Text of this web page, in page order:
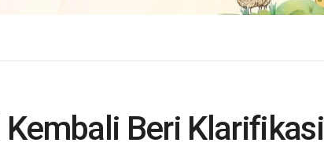
Beri Klarifikasi